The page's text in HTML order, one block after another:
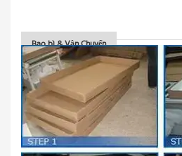
Bao bì & Vận Chuyển